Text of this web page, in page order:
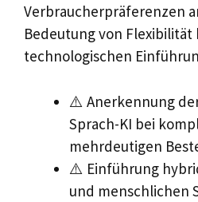
Verbraucherpräferenzen
Bedeutung von Flexibilität
technologischen
⚠️ Anerkennung
Sprach-KI bei
mehrdeutigen
⚠️ Einführung
und menschlichen